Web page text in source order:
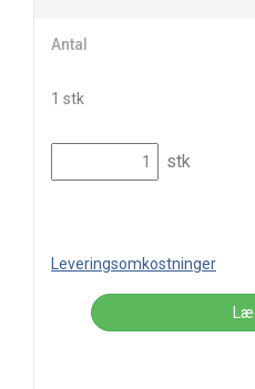
Antal
1 stk
stk
Leveringsomkostninger